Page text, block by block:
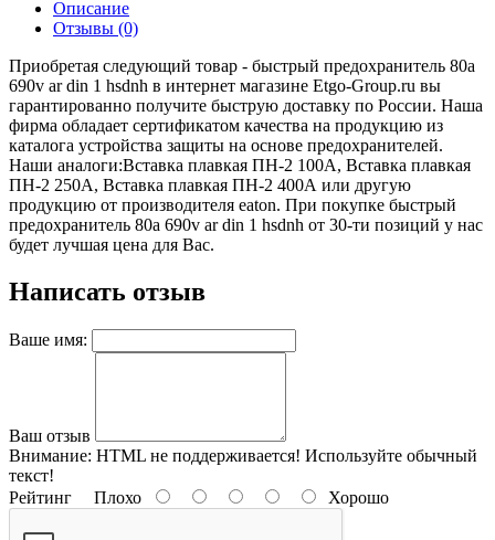
Описание
Отзывы (0)
Приобретая следующий товар - быстрый предохранитель 80a
690v ar din 1 hsdnh в интернет магазине Etgo-Group.ru вы
гарантированно получите быструю доставку по России. Наша
фирма обладает сертификатом качества на продукцию из
каталога устройства защиты на основе предохранителей.
Наши аналоги:Вставка плавкая ПН-2 100А, Вставка плавкая
ПН-2 250А, Вставка плавкая ПН-2 400А или другую
продукцию от производителя eaton. При покупке быстрый
предохранитель 80a 690v ar din 1 hsdnh от 30-ти позиций у нас
будет лучшая цена для Вас.
Написать отзыв
Ваше имя:
Ваш отзыв
Внимание: HTML не поддерживается! Используйте обычный
текст!
Рейтинг Плохо Хорошо